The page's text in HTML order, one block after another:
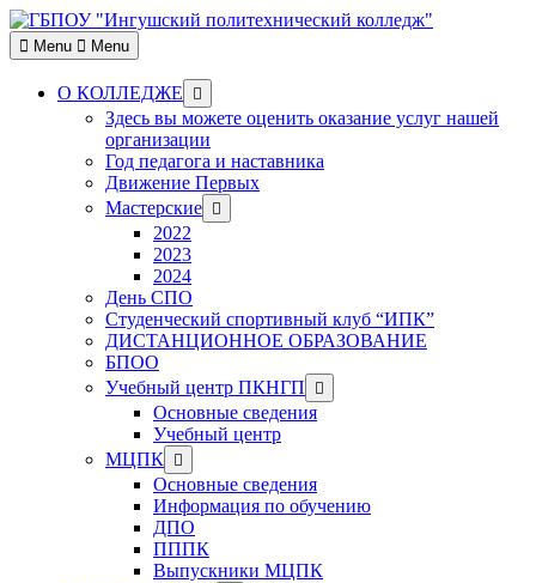
Skip
to
content
Menu Menu
О КОЛЛЕДЖЕ
Show
sub
menu
Здесь вы можете оценить оказание услуг нашей
организации
Год педагога и наставника
Движение Первых
Мастерские Show
sub
2022
2023
2024
День СПО
Студенческий спортивный клуб “ИПК”
ДИСТАНЦИОННОЕ ОБРАЗОВАНИЕ
БПОО
Учебный центр ПКНГП
Show
sub
menu
Основные сведения
Учебный центр
МЦПК Show
sub
menu
Основные сведения
Информация по обучению
ДПО
ПППК
Выпускники МЦПК